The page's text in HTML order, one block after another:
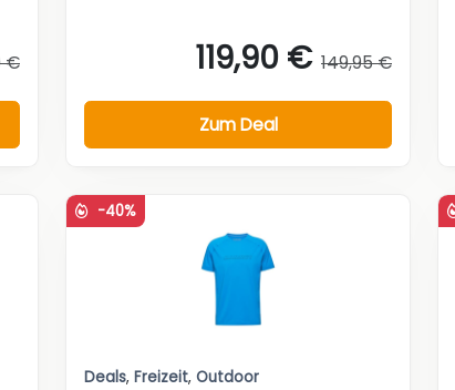
€ 119,90 € 149,95 €
Zum Deal
-40%
Deals, Freizeit, Outdoor